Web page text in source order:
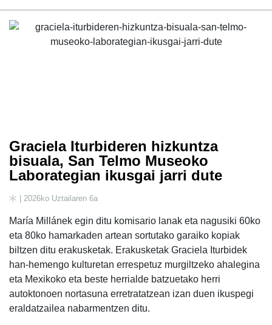
Graciela Iturbideren hizkuntza
bisuala, San Telmo Museoko
Laborategian ikusgai jarri dute
| 2026ko Uztailaren 6a
María Millánek egin ditu komisario lanak eta nagusiki 60ko
eta 80ko hamarkaden artean sortutako garaiko kopiak
biltzen ditu erakusketak. Erakusketak Graciela Iturbidek
han-hemengo kulturetan errespetuz murgiltzeko ahalegina
eta Mexikoko eta beste herrialde batzuetako herri
autoktonoen nortasuna erretratatzean izan duen ikuspegi
eraldatzailea nabarmentzen ditu.